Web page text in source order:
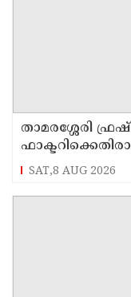
താമരശ്ശേരി
SAT,8 AUG 2026